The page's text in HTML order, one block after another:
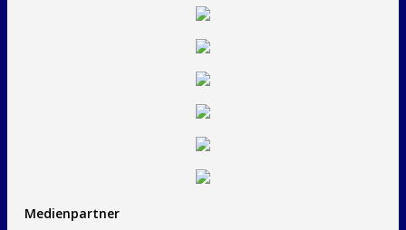
Medienpartner